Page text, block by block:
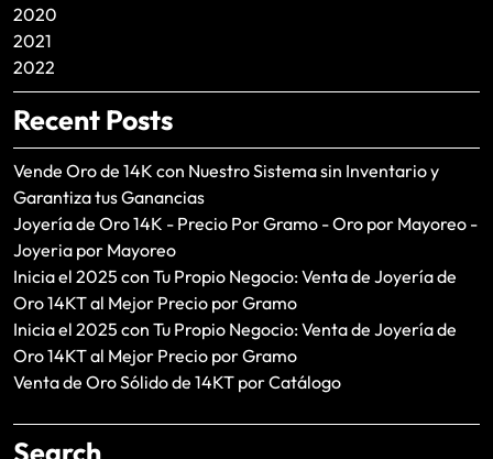
2020
2021
2022
Recent Posts
Vende Oro de 14K con Nuestro Sistema sin Inventario y
Garantiza tus Ganancias
Joyería de Oro 14K - Precio Por Gramo - Oro por Mayoreo -
Joyeria por Mayoreo
Inicia el 2025 con Tu Propio Negocio: Venta de Joyería de
Oro 14KT al Mejor Precio por Gramo
Inicia el 2025 con Tu Propio Negocio: Venta de Joyería de
Oro 14KT al Mejor Precio por Gramo
Venta de Oro Sólido de 14KT por Catálogo
Search